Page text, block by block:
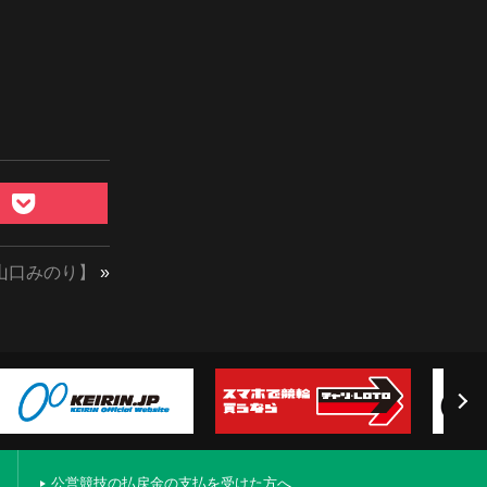
みのり】 »
公営競技の払戻金の支払を受けた方へ